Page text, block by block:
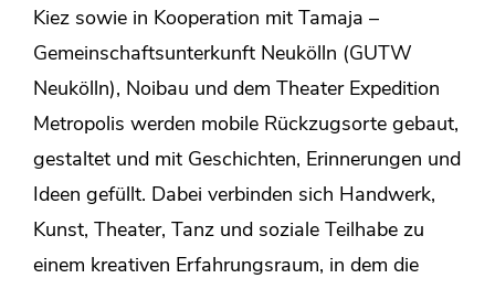
Kiez sowie in Kooperation mit Tamaja –
Gemeinschaftsunterkunft Neukölln (GUTW
Neukölln), Noibau und dem Theater Expedition
Metropolis werden mobile Rückzugsorte gebaut,
gestaltet und mit Geschichten, Erinnerungen und
Ideen gefüllt. Dabei verbinden sich Handwerk,
Kunst, Theater, Tanz und soziale Teilhabe zu
einem kreativen Erfahrungsraum, in dem die